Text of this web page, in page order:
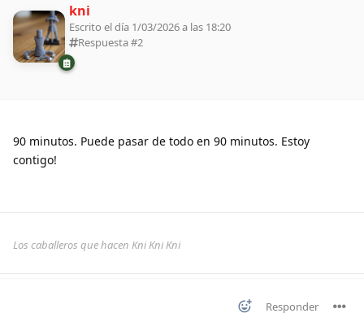
kni
Escrito el día 1/03/2026 a las 18:20
Respuesta #2
90 minutos. Puede pasar de todo en 90 minutos. Estoy
contigo!
Los caballeros que hacen Kni Kni Kni
Responder